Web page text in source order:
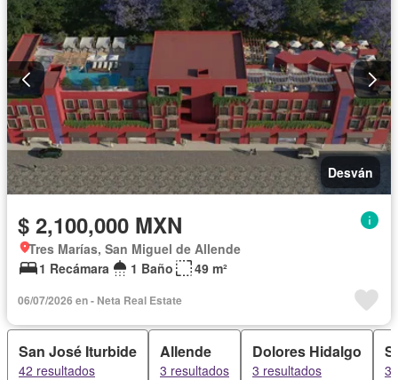
Desván
$ 2,100,000 MXN
Tres Marías, San Miguel de Allende
1 Recámara
1 Baño 49 m²
06/07/2026 en - Neta Real Estate
San José Iturbide
42 resultados
Allende
3 resultados
Dolores Hidalgo
3 resultados 3